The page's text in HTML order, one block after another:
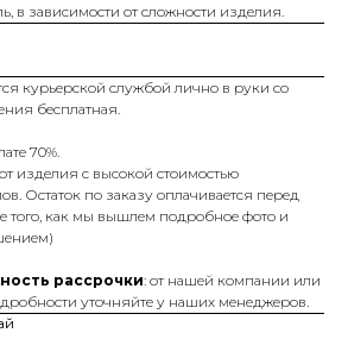
в зависимости от сложности изделия.
курьерской службой лично в руки со
бесплатная.
70%.
изделия с высокой стоимостью
Остаток по заказу оплачивается перед
того, как мы вышлем подробное фото и
рассрочки: от нашей компании или
уточняйте у наших менеджеров.